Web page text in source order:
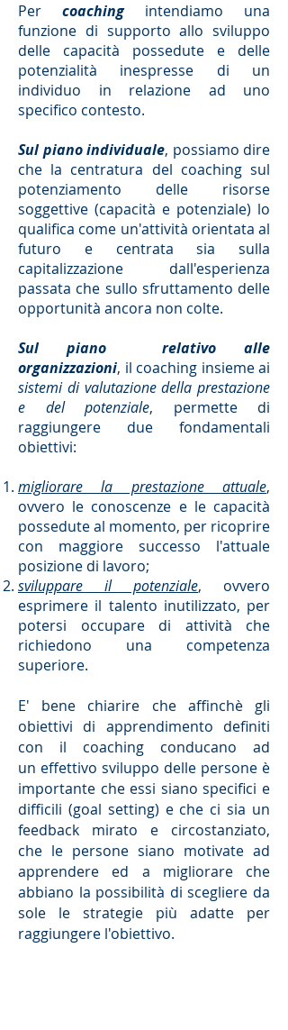
Per coachingintendiamo una
funzione di supporto allo sviluppo
delle capacità possedute e delle
potenzialità inespresse di un
individuo in relazione ad uno
specifico contesto.
Sul piano individuale, possiamo dire
che la centratura del coaching sul
potenziamento delle risorse
soggettive (capacità e potenziale) lo
qualifica come un'attività orientata al
futuro e centrata sia sulla
capitalizzazione dall'esperienza
passata che sullo sfruttamento delle
opportunità ancora non colte.
Sul piano relativo alle
organizzazioni, il coaching insieme ai
sistemi di valutazione della prestazione
e del potenziale, permette di
raggiungere due fondamentali
obiettivi:
migliorare la prestazione attuale,
ovvero le conoscenze e le capacità
possedute al momento, per ricoprire
con maggiore successo l'attuale
posizione di lavoro;
sviluppare il potenziale, ovvero
esprimere il talento inutilizzato, per
potersi occupare di attività che
richiedono una competenza
superiore.
E' bene chiarire che affinchè gli
obiettivi di apprendimento definiti
con il coaching conducano ad
un effettivo sviluppo delle persone è
importante che essi siano specifici e
difficili (goal setting) e che ci sia un
feedback mirato e circostanziato,
che le persone siano motivate ad
apprendere ed a migliorare che
abbiano la possibilità di scegliere da
sole le strategie più adatte per
raggiungere l'obiettivo.